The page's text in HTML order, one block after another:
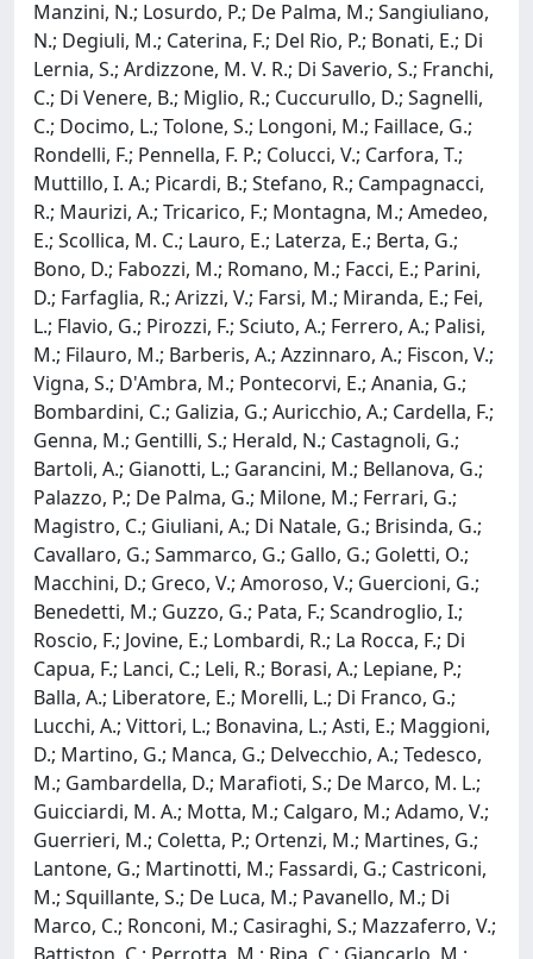
Manzini, N.; Losurdo, P.; De Palma, M.; Sangiuliano,
N.; Degiuli, M.; Caterina, F.; Del Rio, P.; Bonati, E.; Di
Lernia, S.; Ardizzone, M. V. R.; Di Saverio, S.; Franchi,
C.; Di Venere, B.; Miglio, R.; Cuccurullo, D.; Sagnelli,
C.; Docimo, L.; Tolone, S.; Longoni, M.; Faillace, G.;
Rondelli, F.; Pennella, F. P.; Colucci, V.; Carfora, T.;
Muttillo, I. A.; Picardi, B.; Stefano, R.; Campagnacci,
R.; Maurizi, A.; Tricarico, F.; Montagna, M.; Amedeo,
E.; Scollica, M. C.; Lauro, E.; Laterza, E.; Berta, G.;
Bono, D.; Fabozzi, M.; Romano, M.; Facci, E.; Parini,
D.; Farfaglia, R.; Arizzi, V.; Farsi, M.; Miranda, E.; Fei,
L.; Flavio, G.; Pirozzi, F.; Sciuto, A.; Ferrero, A.; Palisi,
M.; Filauro, M.; Barberis, A.; Azzinnaro, A.; Fiscon, V.;
Vigna, S.; D'Ambra, M.; Pontecorvi, E.; Anania, G.;
Bombardini, C.; Galizia, G.; Auricchio, A.; Cardella, F.;
Genna, M.; Gentilli, S.; Herald, N.; Castagnoli, G.;
Bartoli, A.; Gianotti, L.; Garancini, M.; Bellanova, G.;
Palazzo, P.; De Palma, G.; Milone, M.; Ferrari, G.;
Magistro, C.; Giuliani, A.; Di Natale, G.; Brisinda, G.;
Cavallaro, G.; Sammarco, G.; Gallo, G.; Goletti, O.;
Macchini, D.; Greco, V.; Amoroso, V.; Guercioni, G.;
Benedetti, M.; Guzzo, G.; Pata, F.; Scandroglio, I.;
Roscio, F.; Jovine, E.; Lombardi, R.; La Rocca, F.; Di
Capua, F.; Lanci, C.; Leli, R.; Borasi, A.; Lepiane, P.;
Balla, A.; Liberatore, E.; Morelli, L.; Di Franco, G.;
Lucchi, A.; Vittori, L.; Bonavina, L.; Asti, E.; Maggioni,
D.; Martino, G.; Manca, G.; Delvecchio, A.; Tedesco,
M.; Gambardella, D.; Marafioti, S.; De Marco, M. L.;
Guicciardi, M. A.; Motta, M.; Calgaro, M.; Adamo, V.;
Guerrieri, M.; Coletta, P.; Ortenzi, M.; Martines, G.;
Lantone, G.; Martinotti, M.; Fassardi, G.; Castriconi,
M.; Squillante, S.; De Luca, M.; Pavanello, M.; Di
Marco, C.; Ronconi, M.; Casiraghi, S.; Mazzaferro, V.;